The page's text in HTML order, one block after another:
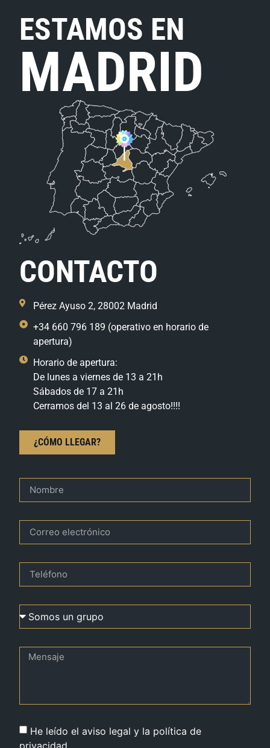
ESTAMOS EN
MADRID
CONTACTO
Pérez Ayuso 2, 28002 Madrid
+34 660 796 189 (operativo en horario de
apertura)
Horario de apertura:
De lunes a viernes de 13 a 21h
Sábados de 17 a 21h
Cerramos del 13 al 26 de agosto!!!!
¿CÓMO LLEGAR?
He leído el aviso legal y la política de
privacidad